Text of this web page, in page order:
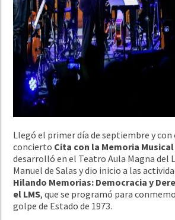
Llegó el primer día de septiembre y con
concierto Cita con la Memoria
desarrolló en el Teatro Aula Magna del
Manuel de Salas y dio inicio a las
Hilando Memorias: Democracia y
el LMS, que se programó para
golpe de Estado de 1973.